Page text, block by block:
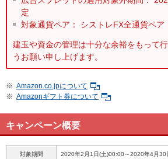
定
対象通貨ペア： シストレFX全通貨ペア
建玉や資金の管理は十分な余裕をもって
うお願い申し上げます。
※ Amazon.co.jpについて
※ Amazonギフト券について
キャンペーン概要
対象期間 2020年2月1日(土)00:00～2020年4月30